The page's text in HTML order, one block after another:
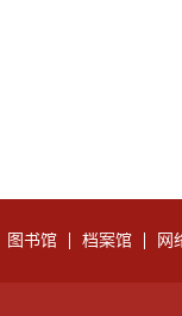
图书馆 档案馆 网